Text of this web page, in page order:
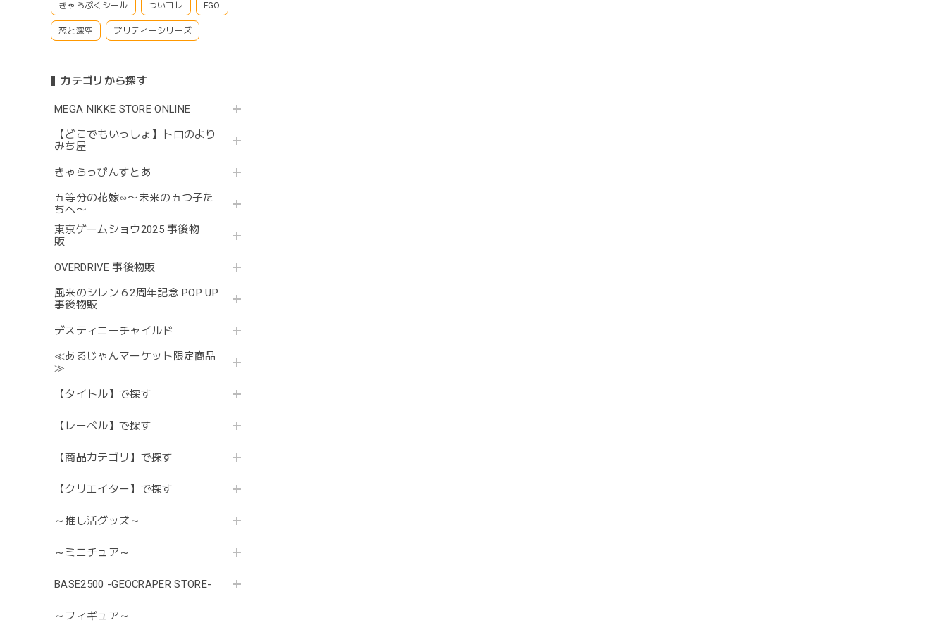
きゃらぷくシール ついコレ FGO
恋と深空 プリティーシリーズ
カテゴリから探す
MEGA NIKKE STORE ONLINE
【どこでもいっしょ】トロのより
みち屋
きゃらっぴんすとあ
五等分の花嫁∽〜未来の五つ子た
ちへ〜
東京ゲームショウ2025 事後物
販
OVERDRIVE 事後物販
風来のシレン６2周年記念 POP UP
事後物販
デスティニーチャイルド
≪あるじゃんマーケット限定商品
≫
【タイトル】で探す
【レーベル】で探す
【商品カテゴリ】で探す
【クリエイター】で探す
～推し活グッズ～
～ミニチュア～
BASE2500 -GEOCRAPER STORE-
～フィギュア～